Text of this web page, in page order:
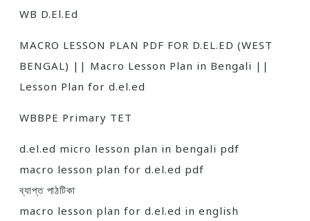
WB D.El.Ed
MACRO LESSON PLAN PDF FOR D.EL.ED (WEST
BENGAL) || Macro Lesson Plan in Bengali ||
Lesson Plan for d.el.ed
WBBPE Primary TET
d.el.ed micro lesson plan in bengali pdf
macro lesson plan for d.el.ed pdf
ব্যাপ্ত পাঠটিকা
macro lesson plan for d.el.ed in english